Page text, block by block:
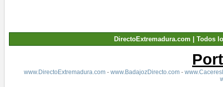
DirectoExtremadura.com | Todos
www.DirectoExtremadura.com- www.BadajozDirecto.com-